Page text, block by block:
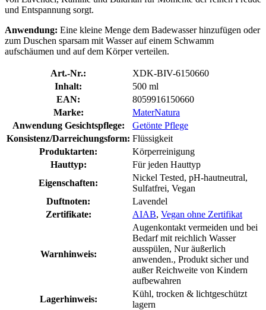
und Entspannung sorgt.
Anwendung: Eine kleine Menge dem Badewasser hinzufügen oder
zum Duschen sparsam mit Wasser auf einem Schwamm
aufschäumen und auf dem Körper verteilen.
Art.-Nr.:
XDK-BIV-6150660
Inhalt:
500 ml
EAN:
8059916150660
Marke:
MaterNatura
Anwendung Gesichtspflege:
Getönte Pflege
Konsistenz/Darreichungsform: Flüssigkeit
Produktarten:
Körperreinigung
Hauttyp:
Für jeden Hauttyp
Eigenschaften:
Nickel Tested, pH-hautneutral,
Sulfatfrei, Vegan
Duftnoten:
Lavendel
Zertifikate:
AIAB, Vegan ohne Zertifikat
Warnhinweis:
Augenkontakt vermeiden und bei
Bedarf mit reichlich Wasser
ausspülen, Nur äußerlich
anwenden., Produkt sicher und
außer Reichweite von Kindern
aufbewahren
Lagerhinweis:
Kühl, trocken & lichtgeschützt
lagern